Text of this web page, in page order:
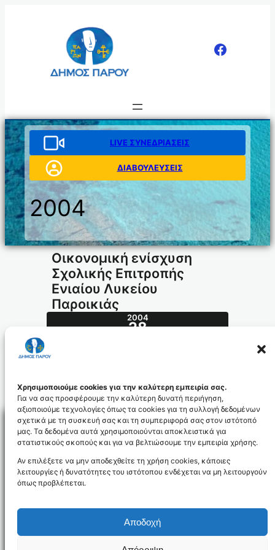
Χρησιμοποιούμε cookies για την καλύτερη εμπειρία σας.
Για να σας προσφέρουμε την καλύτερη δυνατή περιήγηση,
αξιοποιούμε τεχνολογίες όπως τα cookies για τη συλλογή δεδομένων
σχετικά με τη συσκευή σας και τη συμπεριφορά σας στον ιστότοπό
μας. Τα δεδομένα αυτά χρησιμοποιούνται αποκλειστικά για
στατιστικούς σκοπούς και για να βελτιώσουμε την εμπειρία χρήσης.
Αν επιλέξετε να μην αποδεχθείτε τη χρήση cookies, κάποιες
λειτουργίες ή δυνατότητες του ιστότοπου ενδέχεται να μη λειτουργούν
όπως προβλέπεται.
Αποδοχή
LIVE ΣΥΝΕΔΡΙΑΣΕΙΣ
ΔΙΑΒΟΥΛΕΥΣΕΙΣ
2004
Οικονομική ενίσχυση
Σχολικής Επιτροπής
Ενιαίου Λυκείου
Παροικιάς
2004
28
324.2004_id513
NEWSLETTER